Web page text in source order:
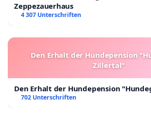
Zeppezauerhaus
4 307 Unterschriften
Den Erhalt der Hundepension
Zillertal"
Den Erhalt der Hundepension
702 Unterschriften